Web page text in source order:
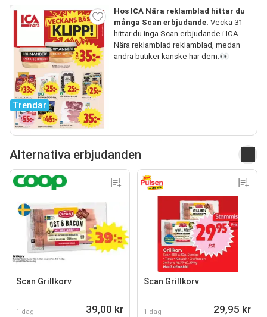
Trendar
Hos ICA Nära reklamblad hittar du
många Scan erbjudande. Vecka 31
hittar du inga Scan erbjudande i ICA
Nära reklamblad reklamblad, medan
andra butiker kanske har dem.👀
Alternativa erbjudanden
Scan Grillkorv
1 dag 39,00 kr
Scan Grillkorv
1 dag 29,95 kr